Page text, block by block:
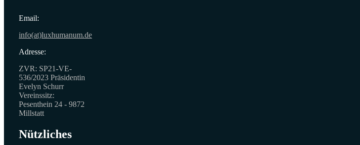
Email:
info(at)luxhumanum.de
Adresse:
ZVR: SP21-VE-
536/2023 Präsidentin
Evelyn Schurr
Vereinssitz:
Pesenthein 24 - 9872
Millstatt
Nützliches